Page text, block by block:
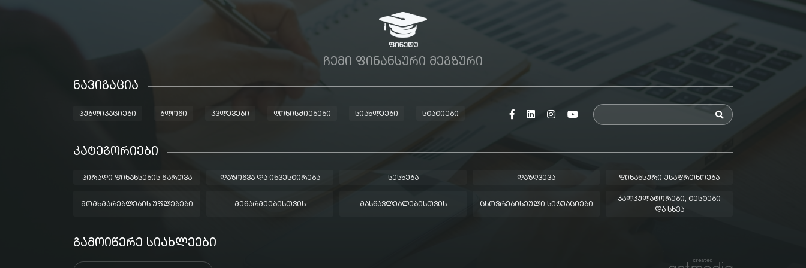
ᲩᲔᲛᲘ ᲤᲘᲜᲐᲜᲡᲣᲠᲘ ᲛᲔᲒᲖᲣᲠᲘ
ᲜᲐᲕᲘᲒᲐᲪᲘᲐ
ᲞᲣᲑᲚᲘᲙᲐᲪᲘᲔᲑᲘ ᲑᲚᲝᲒᲘ ᲙᲕᲚᲔᲕᲔᲑᲘ ᲦᲝᲜᲘᲡᲫᲘᲔᲑᲔᲑᲘ ᲡᲘᲐᲮᲚᲔᲔᲑᲘ ᲡᲢᲐᲢᲘᲔᲑᲘ
ᲙᲐᲢᲔᲒᲝᲠᲘᲔᲑᲘ
ᲞᲘᲠᲐᲓᲘ ᲤᲘᲜᲐᲜᲡᲔᲑᲘᲡ ᲛᲐᲠᲗᲕᲐ ᲓᲐᲖᲝᲒᲕᲐ ᲓᲐ ᲘᲜᲕᲔᲡᲢᲘᲠᲔᲑᲐ ᲡᲔᲡᲮᲔᲑᲐ ᲓᲐᲖᲦᲕᲔᲕᲐ ᲤᲘᲜᲐᲜᲡᲣᲠᲘ ᲣᲡᲐᲤᲠᲗᲮᲝᲔᲑᲐ
ᲛᲝᲛᲮᲛᲐᲠᲔᲑᲚᲔᲑᲘᲡ ᲣᲤᲚᲔᲑᲔᲑᲘ ᲛᲔᲬᲐᲠᲛᲔᲔᲑᲘᲡᲗᲕᲘᲡ ᲛᲐᲡᲬᲐᲕᲚᲔᲑᲚᲔᲑᲘᲡᲗᲕᲘᲡ ᲪᲮᲝᲕᲠᲔᲑᲘᲡᲔᲣᲚᲘ ᲡᲘᲢᲣᲐᲪᲘᲔᲑᲘ
ᲙᲐᲚᲙᲣᲚᲐᲢᲝᲠᲔᲑᲘ, ᲢᲔᲡᲢᲔᲑᲘ
ᲓᲐ ᲡᲮᲕᲐ
ᲒᲐᲛᲝᲘᲬᲔᲠᲔ ᲡᲘᲐᲮᲚᲔᲔᲑᲘ
created